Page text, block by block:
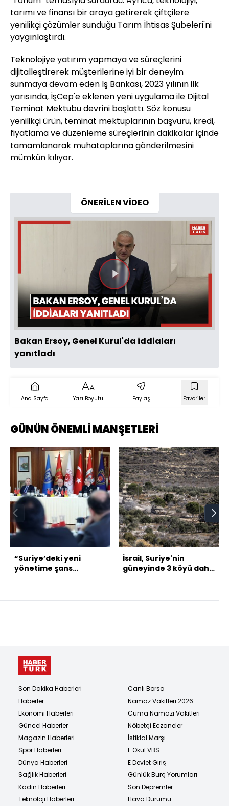
tarımı ve finansı bir araya getirerek çiftçilere
yenilikçi çözümler sunduğu Tarım İhtisas Şubeleri'ni
yaygınlaştırdı.
Teknolojiye yatırım yapmaya ve süreçlerini
dijitalleştirerek müşterilerine iyi bir deneyim
sunmaya devam eden İş Bankası, ​​2023 yılının ilk
yarısında, İşCep'e eklenen yeni uygulama ile Dijital
Teminat Mektubu devrini başlattı. Söz konusu
yenilikçi ürün, teminat mektuplarının başvuru, kredi,
fiyatlama ve düzenleme süreçlerinin dakikalar içinde
tamamlanarak muhataplarına gönderilmesini
mümkün kılıyor.
ÖNERİLEN VİDEO
Videoyu
Oynat
Bakan Ersoy, Genel Kurul'da iddiaları
yanıtladı
Ana Sayfa Yazı Boyutu Paylaş Favoriler
GÜNÜN ÖNEMLİ MANŞETLERİ
“Suriye’deki yeni
yönetime şans
İsrail, Suriye'nin
güneyinde 3 köyü daha
Son Dakika Haberleri
Haberler
Ekonomi Haberleri
Güncel Haberler
Magazin Haberleri
Spor Haberleri
Dünya Haberleri
Sağlık Haberleri
Kadın Haberleri
Teknoloji Haberleri
Canlı Borsa
Namaz Vakitleri 2026
Cuma Namazı Vakitleri
Nöbetçi Eczaneler
İstiklal Marşı
E Okul VBS
E Devlet Giriş
Günlük Burç Yorumları
Son Depremler
Hava Durumu